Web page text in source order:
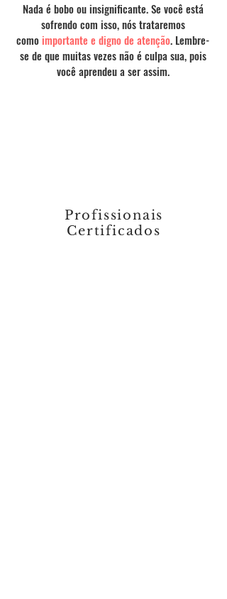
Nada é bobo ou insignificante. Se você está
sofrendo com isso, nós trataremos
comoimportante e digno de atenção. Lembre-
se de que muitas vezes não é culpa sua, pois
você aprendeu a ser assim.
Profissionais
Certificados